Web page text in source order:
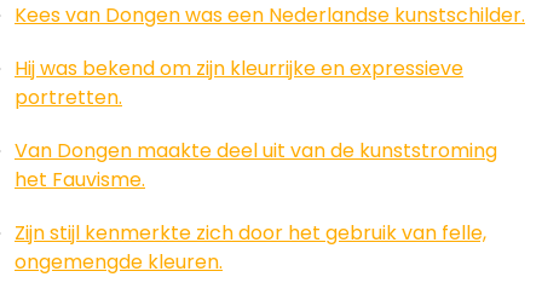
Kees van Dongen was een Nederlandse kunstschilder.
Hij was bekend om zijn kleurrijke en expressieve
portretten.
Van Dongen maakte deel uit van de kunststroming
het Fauvisme.
Zijn stijl kenmerkte zich door het gebruik van felle,
ongemengde kleuren.